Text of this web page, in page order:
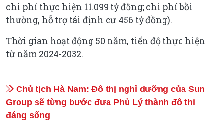
chi phí thực hiện 11.099 tỷ đồng; chi phí bồi
thường, hỗ trợ tái định cư 456 tỷ đồng).
Thời gian hoạt động 50 năm, tiến độ thực hiện
từ năm 2024-2032.
Chủ tịch Hà Nam: Đô thị nghỉ dưỡng của Sun
Group sẽ từng bước đưa Phủ Lý thành đô thị
đáng sống